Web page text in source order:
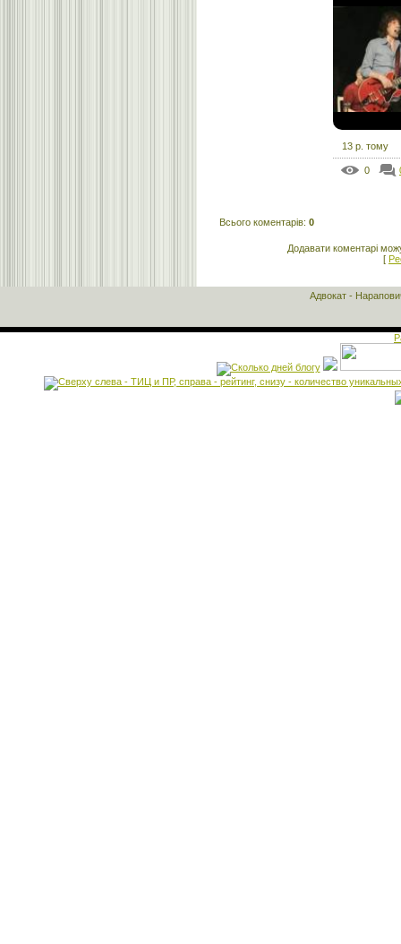
13 р. тому
0
Всього коментарів: 0
Додавати коментарі
[
Адвокат -